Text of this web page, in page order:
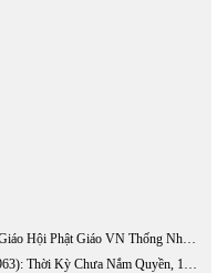
Tuyên Cáo: Của Hội Đồng Lưỡng Viện Giáo Hội Phật Giáo VN Thống Nhất Về Việc TQ Xâm Lấn Hai Quần Đảo Hoàng Sa Và Trường Sa
Jean Baptiste Ngô Đình Diệm (1897 - 1963): Thời Kỳ Chưa Nắm Quyền, 1897-1954 (phần 1)